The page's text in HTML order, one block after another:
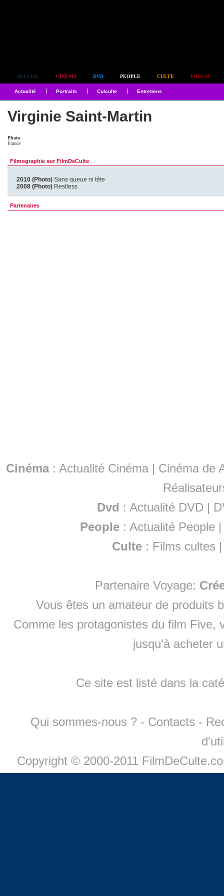
ACCUEIL CINÉMA DVD PEOPLE CULTE FORUM
Actualité Portraits Culculte Entretiens
Virginie Saint-Martin
Photo
France
Filmographie sur FilmDeCulte
2010 (Photo) Sans queue ni tête
2008 (Photo) Restless
Partenaires
Cinéma: Actualité Cinéma | Cinéma de
Dvd : Actualité DVD |
People :Actualité People
Culte : Films cultes
Partenaire Voyage:
Vous êtes un amateur de produits
Comme les protagonistes du film Five,
jusqu'à acheter
Ce site est listé dans la
Qui sommes-nous ? - Contacts -
Copyright © 2000-2011